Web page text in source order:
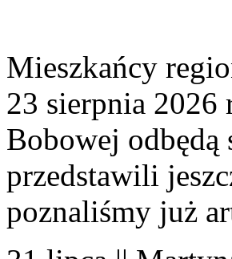
Mieszkańcy
23 sierpnia
Bobowej
przedstawili
poznaliśmy już